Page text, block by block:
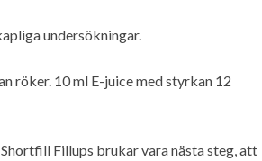
undersökningar.
röker. 10 ml E-juice med styrkan 12
Fillups brukar vara nästa steg, att